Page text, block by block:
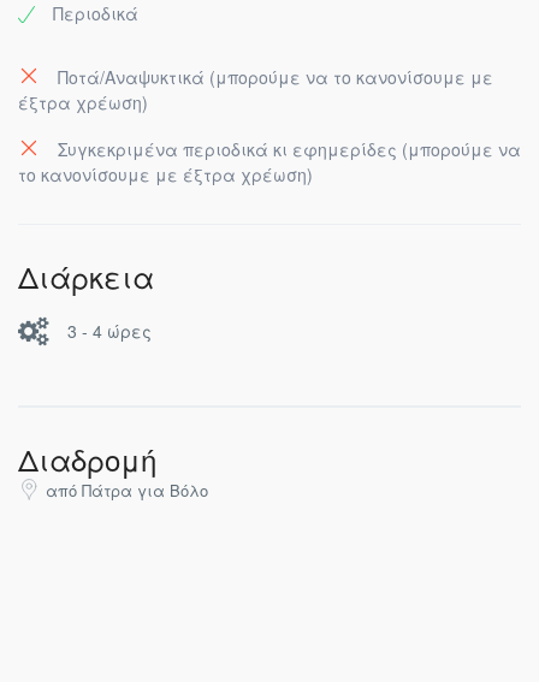
Περιοδικά
Ποτά/Αναψυκτικά (μπορούμε να το κανονίσουμε με
έξτρα χρέωση)
Συγκεκριμένα περιοδικά κι εφημερίδες (μπορούμε να
το κανονίσουμε με έξτρα χρέωση)
Διάρκεια
3 - 4 ώρες
Διαδρομή
από Πάτρα για Βόλο